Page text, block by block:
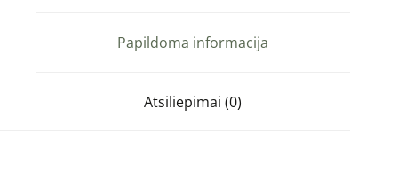
Papildoma informacija
Atsiliepimai (0)